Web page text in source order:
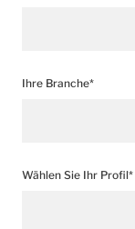
Ihre Branche*
Wählen Sie Ihr Profil*